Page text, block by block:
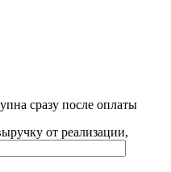
сразу после оплаты
от реализации,